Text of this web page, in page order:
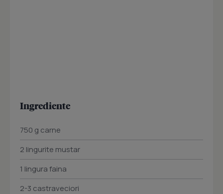
Ingrediente
750 g carne
2 lingurite mustar
1 lingura faina
2-3 castraveciori